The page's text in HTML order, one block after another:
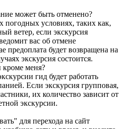
может быть отменено?
условиях, таких как,
ветер, если экскурсия
вас об отмене
предоплата будет возвращена на
экскурсия состоится.
кроме меня?
гид будет работать
Если экскурсия групповая,
их количество зависит от
экскурсии.
для перехода на сайт